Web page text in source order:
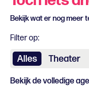
Bekijk wat er nog meer
Filter op:
Alles Theater
Bekijk de volledige